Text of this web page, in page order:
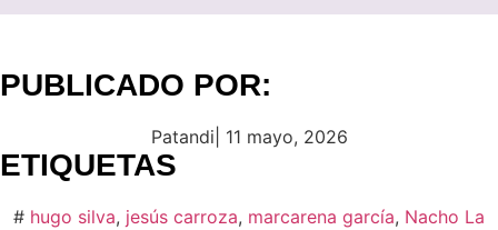
PUBLICADO POR:
Patandi 11 mayo, 2026
ETIQUETAS
# hugo silva, jesús carroza, marcarena garcía, Nacho La